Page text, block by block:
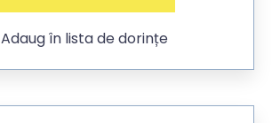
Adaug în lista de dorințe